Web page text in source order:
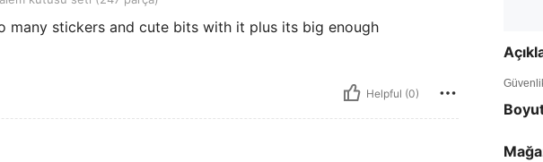
many stickers and cute bits with it plus its big enough
Helpful (0)